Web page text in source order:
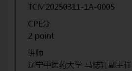
TCM20250311-1A-0005
CPE分
2 point
讲师
辽宁中医药大学 马梽轩副主任